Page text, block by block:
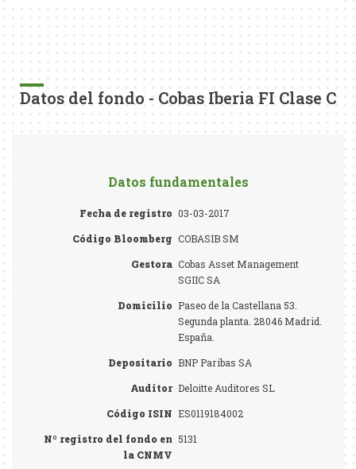
Datos del fondo - Cobas Iberia FI Clase C
Datos fundamentales
Fecha de registro 03-03-2017
Código Bloomberg COBASIB SM
Gestora Cobas Asset Management
SGIIC SA
Domicilio Paseo de la Castellana 53.
Segunda planta. 28046 Madrid.
España.
Depositario BNP Paribas SA
Auditor Deloitte Auditores SL
Código ISIN ES0119184002
Nº registro del fondo en
la CNMV
5131